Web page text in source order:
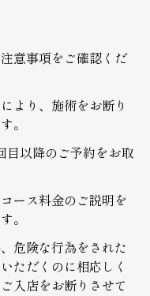
意事項をご確認くだ
より、施術をお断り
。
目以降のご予約をお取
ース料金のご説明を
。
危険な行為をされた
ただくのに相応しく
入店をお断りさせて